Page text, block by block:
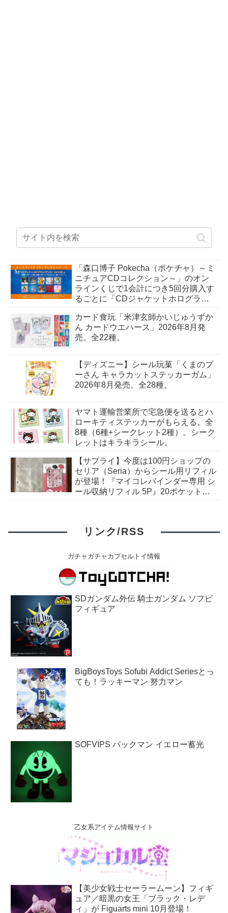
「森口博子 Pokecha（ポケチャ）～ミ
ニチュアCDコレクション～」のオン
ラインくじで1会計につき5回分購入す
るごとに「CDジャケットホログラム
月15日〜。
カード食玩「米津玄師かいじゅうずか
ん カードウエハース」2026年8月発
売。全22種。
【ディズニー】シール玩菓「くまのプ
ーさん キャラカットステッカーガム」
2026年8月発売。全28種。
ヤマト運輸営業所で宅急便を送るとハ
ローキティステッカーがもらえる。全
8種（6種+シークレット2種）。シーク
レットはキラキラシール。
【サプライ】今度は100円ショップの
セリア（Seria）からシール用リフィル
が登場！『マイコレバインダー専用 シ
ール収納リフィル 5P』20ポケット収
リンク/RSS
ガチャガチャカプセルトイ情報
SDガンダム外伝 騎士ガンダム ソフビ
フィギュア
BigBoysToys Sofubi Addict Seriesとっ
ても！ラッキーマン 努力マン
SOFVIPS パックマン イエロー蓄光
乙女系アイテム情報サイト
【美少女戦士セーラームーン】フィギ
ュア／暗黒の女王「ブラック・レデ
ィ」が Figuarts mini 10月登場！